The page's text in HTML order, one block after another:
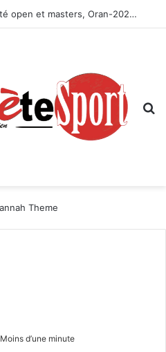
Championnat national d’été open et masters, Oran-2026 — Le CRB s’adjuge le titre
Moins d’une minute